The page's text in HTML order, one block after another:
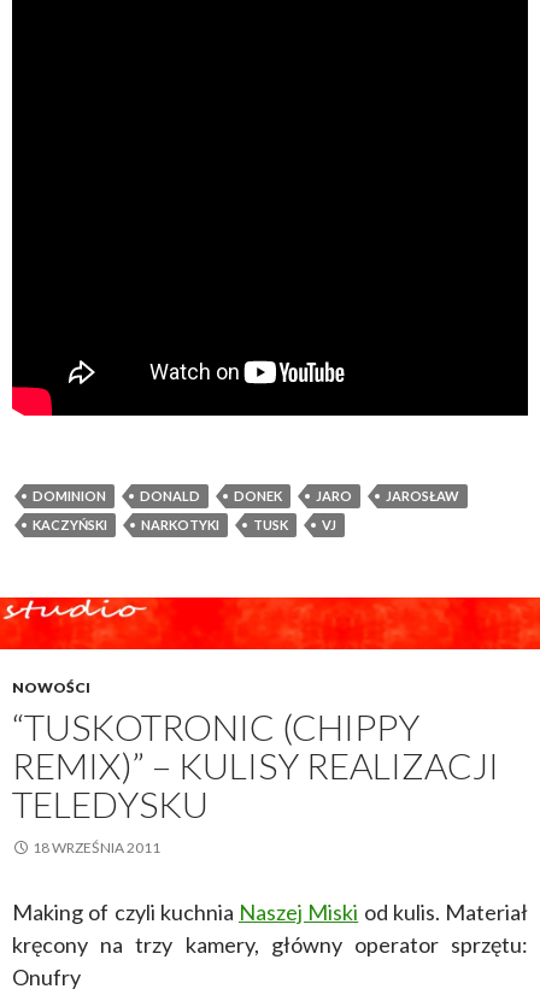
DOMINION DONALD DONEK JARO
JAROSŁAW
KACZYŃSKI
NARKOTYKI TUSK VJ
NOWOŚCI
“TUSKOTRONIC (CHIPPY
REMIX)” – KULISY REALIZACJI
TELEDYSKU
18 WRZEŚNIA 2011
Making of czyli kuchnia Naszej Miski od kulis. Materiał
kręcony na trzy kamery, główny operator sprzętu:
Onufry